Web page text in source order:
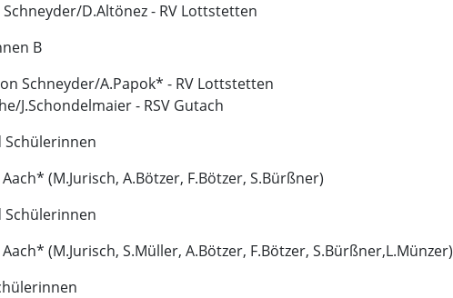
Schneyder/D.Altönez - RV Lottstetten
B
Schneyder/A.Papok* - RV Lottstetten
J.Schondelmaier - RSV Gutach
Schülerinnen
Aach* (M.Jurisch, A.Bötzer, F.Bötzer, S.Bürßner)
Schülerinnen
Aach* (M.Jurisch, S.Müller, A.Bötzer, F.Bötzer, S.Bürßner,L.Münzer)